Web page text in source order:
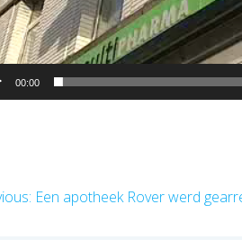
00:00
Previous
Een apotheek Rover werd